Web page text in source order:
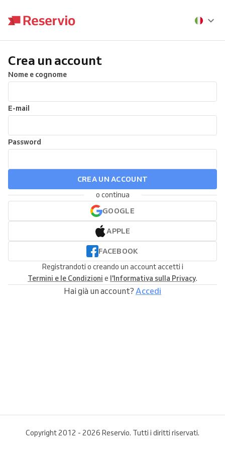
Crea un account
Nome e cognome
E-mail
Password
CREA UN ACCOUNT
o continua
GOOGLE
APPLE
FACEBOOK
Registrandoti o creando un account accetti i
Termini e le Condizioni e l'Informativa sulla Privacy.
Hai già un account? Accedi
Copyright 2012 - 2026 Reservio. Tutti i diritti riservati.